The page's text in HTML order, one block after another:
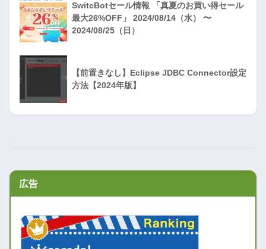
SwitcBotセール情報 「真夏のお買い得セール
最大26%OFF」 2024/08/14（水） 〜
2024/08/25（日）
【前置きなし】Eclipse JDBC Connector設定
方法【2024年版】
広告